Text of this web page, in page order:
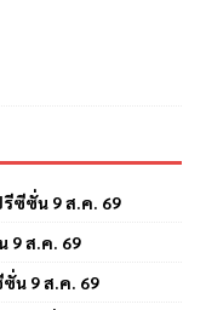
ซีซั่น 9 ส.ค. 69
9 ส.ค. 69
น 9 ส.ค. 69